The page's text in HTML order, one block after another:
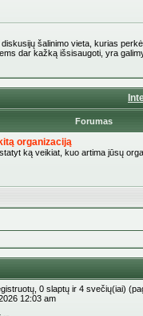
šalinimo vieta, kurias
dar kažką išsisaugoti, yra
Forumas
organizaciją
ką veikiat, kuo artima jūsų
0 slaptų ir 4 svečių(iai)
12:03 am